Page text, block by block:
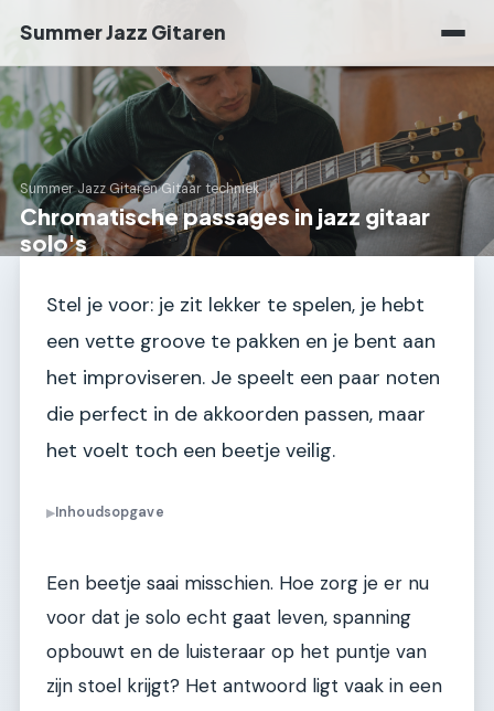
Summer Jazz Gitaren
Summer Jazz Gitaren›Gitaar techniek
Chromatische passages in jazz gitaar
solo's
Stel je voor: je zit lekker te spelen, je hebt
een vette groove te pakken en je bent aan
het improviseren. Je speelt een paar noten
die perfect in de akkoorden passen, maar
het voelt toch een beetje veilig.
▶Inhoudsopgave
Een beetje saai misschien. Hoe zorg je er nu
voor dat je solo echt gaat leven, spanning
opbouwt en de luisteraar op het puntje van
zijn stoel krijgt? Het antwoord ligt vaak in een